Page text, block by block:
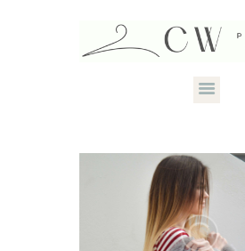
HOME
ABOUT CANDACE
STYLE SERVICES